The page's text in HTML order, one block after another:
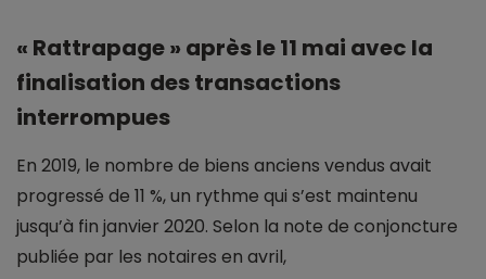
« Rattrapage » après le 11 mai avec la
finalisation des transactions
interrompues
En 2019, le nombre de biens anciens vendus avait
progressé de 11 %, un rythme qui s’est maintenu
jusqu’à fin janvier 2020. Selon la note de conjoncture
publiée par les notaires en avril,